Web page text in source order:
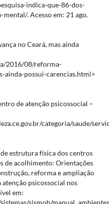
indica-que-86-dos-
. Acesso em: 21 ago.
no Ceará, mas ainda
2016/08/reforma-
ainda-possui-carencias.html>
de atenção psicossocial –
categoria/saude/
estrutura física dos centros
de acolhimento: Orientações
reforma e ampliação
atenção psicossocial nos
em:
sismob/